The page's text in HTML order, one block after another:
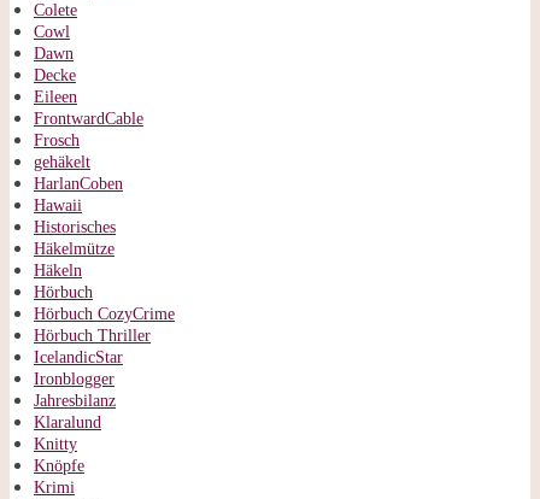
Colete
Cowl
Dawn
Decke
Eileen
FrontwardCable
Frosch
gehäkelt
HarlanCoben
Hawaii
Historisches
Häkelmütze
Häkeln
Hörbuch
Hörbuch CozyCrime
Hörbuch Thriller
IcelandicStar
Ironblogger
Jahresbilanz
Klaralund
Knitty
Knöpfe
Krimi